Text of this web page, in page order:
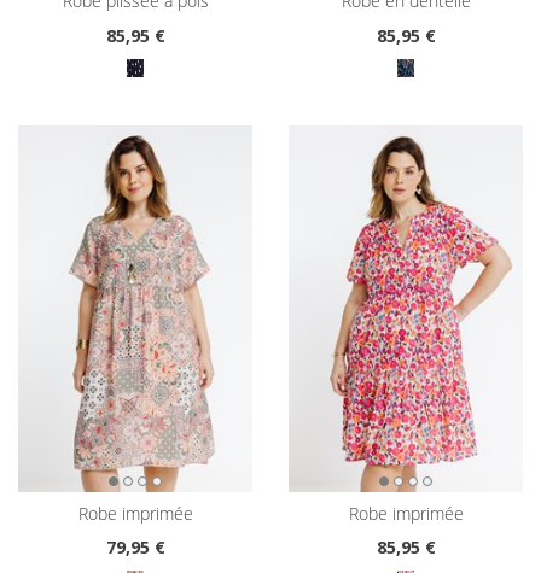
85,95 €
85,95 €
robe imprimée
79,95 €
robe imprimée
85,95 €